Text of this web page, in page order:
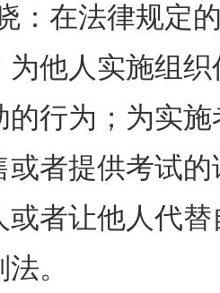
：在法律规定
为他人实施组
的行为；为实
或者提供考试
或者让他人代
。